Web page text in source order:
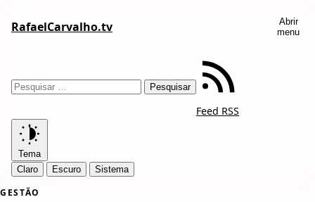
RafaelCarvalho.tv
Abrir
menu
Feed RSS
Tema
Claro
Escuro Sistema
GESTÃO